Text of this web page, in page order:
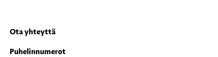
Ota yhteyttä
Puhelinnumerot